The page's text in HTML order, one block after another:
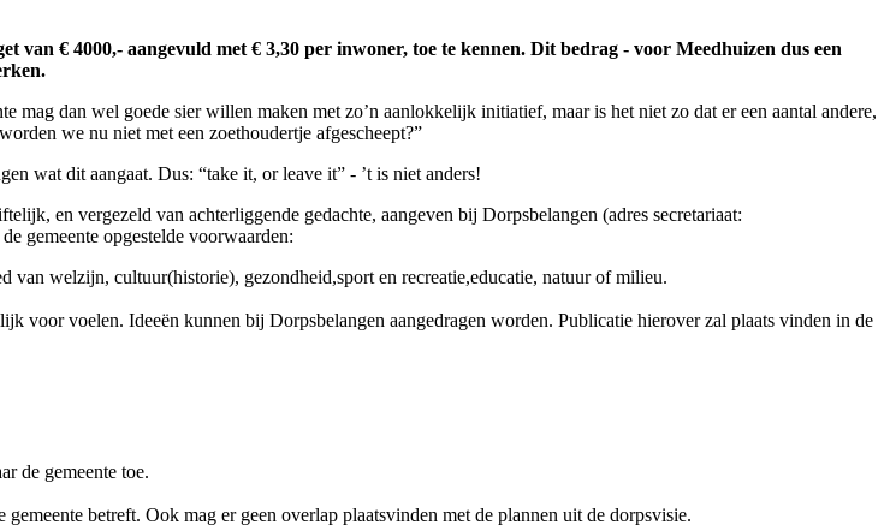
€ 4000,- aangevuld met € 3,30 per inwoner, toe te kennen. Dit bedrag - voor Meedhuizen dus een
mag dan wel goede sier willen maken met zo’n aanlokkelijk initiatief, maar is het niet zo dat er een aantal andere,
we nu niet met een zoethoudertje afgescheept?”
wat dit aangaat. Dus: “take it, or leave it” - ’t is niet anders!
en vergezeld van achterliggende gedachte, aangeven bij Dorpsbelangen (adres secretariaat:
gemeente opgestelde voorwaarden:
van welzijn, cultuur(historie), gezondheid,sport en recreatie,educatie, natuur of milieu.
voelen. Ideeën kunnen bij Dorpsbelangen aangedragen worden. Publicatie hierover zal plaats vinden in de
de gemeente toe.
betreft. Ook mag er geen overlap plaatsvinden met de plannen uit de dorpsvisie.